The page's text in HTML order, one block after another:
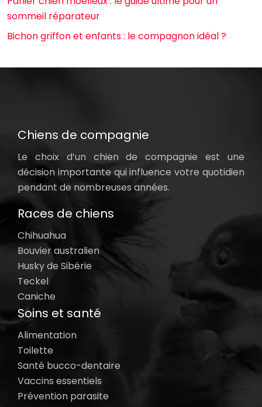
sommeil réparateur
Bichon griffon et enfants : le compagnon idéal ?
Chiens de compagnie
Le choix d’un chien de compagnie est une
décision importante qui influence votre quotidien
pendant de nombreuses années.
Races de chiens
Chihuahua
Bouvier australien
Husky de Sibérie
Teckel
Caniche
Soins et santé
Alimentation
Toilette
Santé bucco-dentaire
Vaccins essentiels
Prévention parasite